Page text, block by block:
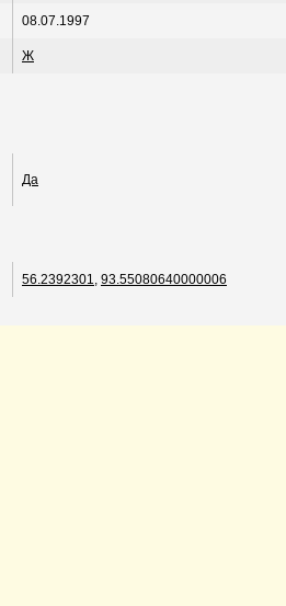
08.07.1997
Ж
Да
56.2392301, 93.55080640000006